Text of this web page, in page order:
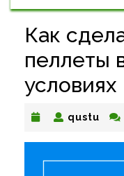
Как
пеллеты
условиях
qustu